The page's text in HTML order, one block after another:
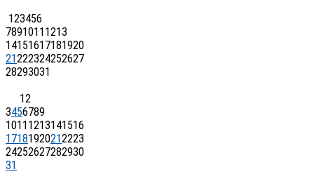
123456
7891011 1213
14151617181920
21222324252627
28293031
12
3456789
1011 1213141516
17181920212223
24252627282930
31